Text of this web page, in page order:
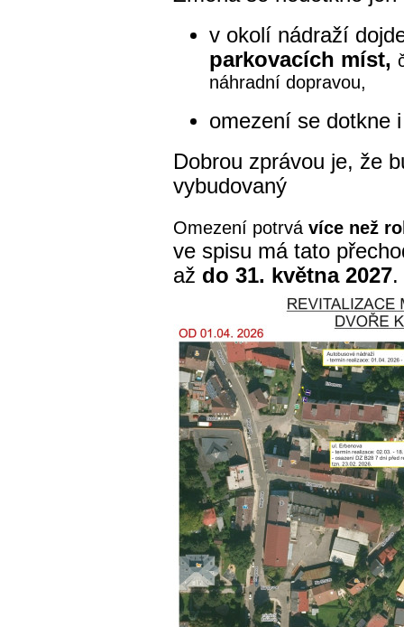
v okolí nádraží
parkovacích míst,
náhradní dopravou,
omezení se dotkne
Dobrou zprávou je, že
vybudovaný
Omezení potrvá více než
ve spisu má tato
až do 31. května 2027.